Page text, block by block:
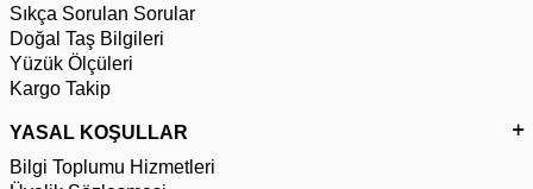
Sıkça Sorulan Sorular
Doğal Taş Bilgileri
Yüzük Ölçüleri
Kargo Takip
YASAL KOŞULLAR
Bilgi Toplumu Hizmetleri